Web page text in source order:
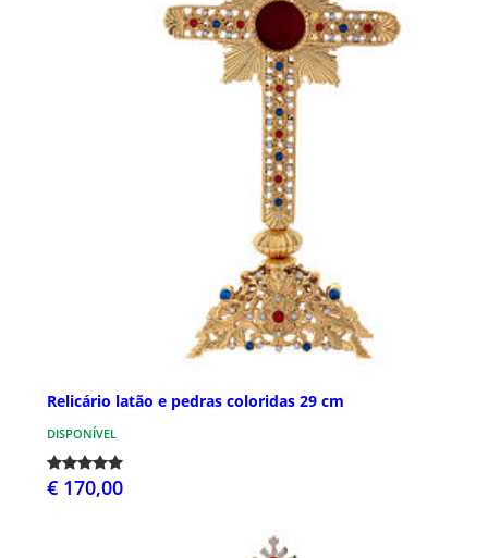
Relicário latão e pedras coloridas 29 cm
DISPONÍVEL
€ 170,00